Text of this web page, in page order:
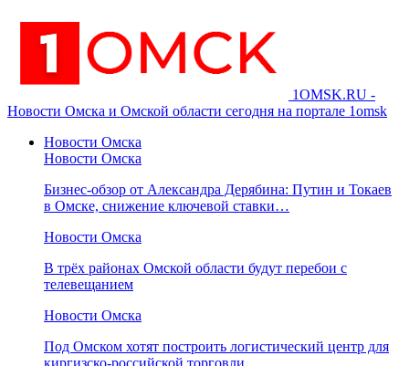
1OMSK.RU -
Новости Омска и Омской области сегодня на портале 1omsk
Новости Омска
Новости Омска
Бизнес-обзор от Александра Дерябина: Путин и Токаев
в Омске, снижение ключевой ставки…
Новости Омска
В трёх районах Омской области будут перебои с
телевещанием
Новости Омска
Под Омском хотят построить логистический центр для
киргизско-российской торговли